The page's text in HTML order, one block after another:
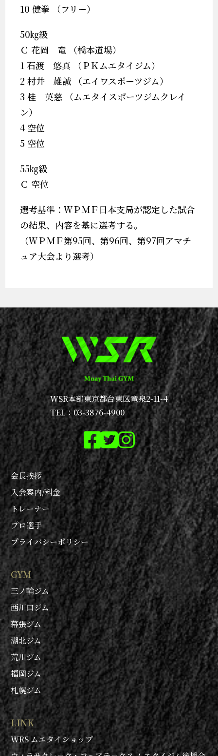
10 健拳 （フリー）
50㎏級
Ｃ 花岡 竜 （橋本道場）
1 石渡 悠真 （ＰＫムエタイジム）
2 村井 雄誠 （エイワスポーツジム）
3 桂 英慈 （ムエタイスポーツジムクレイ
ン）
4 空位
5 空位
55㎏級
Ｃ 空位
選考基準：ＷＰＭＦ日本支局が認定した試合
の結果、内容を基に選考する。
（ＷＰＭＦ第95回、第96回、第97回アマチ
ュア大会より選考）
WSR本部東京都台東区竜泉2-11-4
TEL：03-3876-4900
会長挨拶
入会案内/料金
トレーナー
プロ選手
プライバシーポリシー
GYM
三ノ輪ジム
西川口ジム
幕張ジム
湖北ジム
荒川ジム
福岡ジム
札幌ジム
LINK
WRS ムエタイショップ